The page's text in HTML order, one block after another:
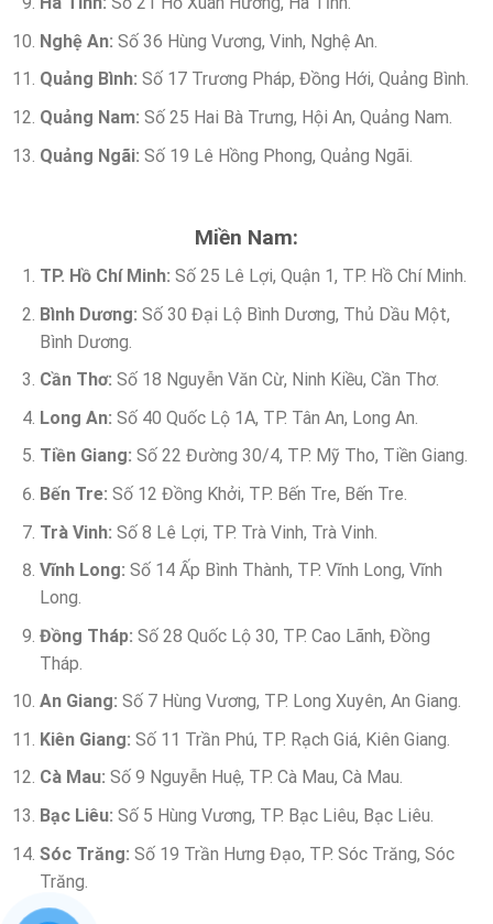
Nghệ An: Số 36 Hùng Vương, Vinh, Nghệ An.
Quảng Bình: Số 17 Trương Pháp, Đồng Hới, Quảng Bình.
Quảng Nam: Số 25 Hai Bà Trưng, Hội An, Quảng Nam.
Quảng Ngãi: Số 19 Lê Hồng Phong, Quảng Ngãi.
Miền Nam:
TP. Hồ Chí Minh: Số 25 Lê Lợi, Quận 1, TP. Hồ Chí Minh.
Bình Dương: Số 30 Đại Lộ Bình Dương, Thủ Dầu Một,
Bình Dương.
Cần Thơ: Số 18 Nguyễn Văn Cừ, Ninh Kiều, Cần Thơ.
Long An: Số 40 Quốc Lộ 1A, TP. Tân An, Long An.
Tiền Giang: Số 22 Đường 30/4, TP. Mỹ Tho, Tiền Giang.
Bến Tre: Số 12 Đồng Khởi, TP. Bến Tre, Bến Tre.
Trà Vinh: Số 8 Lê Lợi, TP. Trà Vinh, Trà Vinh.
Vĩnh Long: Số 14 Ấp Bình Thành, TP. Vĩnh Long, Vĩnh
Long.
Đồng Tháp: Số 28 Quốc Lộ 30, TP. Cao Lãnh, Đồng
Tháp.
An Giang: Số 7 Hùng Vương, TP. Long Xuyên, An Giang.
Kiên Giang: Số 11 Trần Phú, TP. Rạch Giá, Kiên Giang.
Cà Mau: Số 9 Nguyễn Huệ, TP. Cà Mau, Cà Mau.
Bạc Liêu: Số 5 Hùng Vương, TP. Bạc Liêu, Bạc Liêu.
Sóc Trăng: Số 19 Trần Hưng Đạo, TP. Sóc Trăng, Sóc
Trăng.